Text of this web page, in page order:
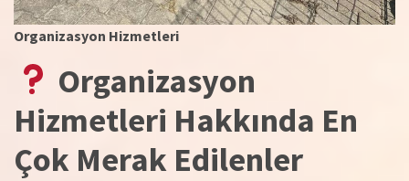
Organizasyon Hizmetleri
Organizasyon
Hizmetleri Hakkında En
Çok Merak Edilenler